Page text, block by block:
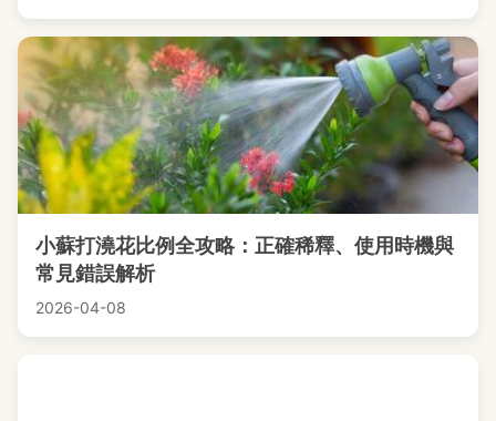
小蘇打澆花比例全攻略：正確稀釋、使用時機與
常見錯誤解析
2026-04-08